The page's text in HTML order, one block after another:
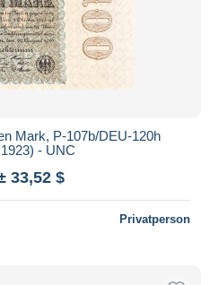
Mark, P-107b/DEU-120h
- UNC
33,52 $
Privatperson